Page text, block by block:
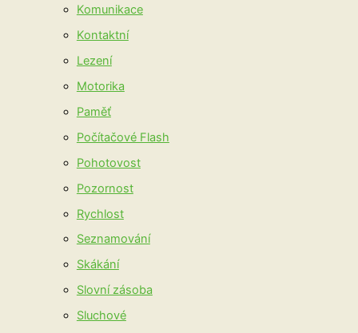
Komunikace
Kontaktní
Lezení
Motorika
Paměť
Počítačové Flash
Pohotovost
Pozornost
Rychlost
Seznamování
Skákání
Slovní zásoba
Sluchové